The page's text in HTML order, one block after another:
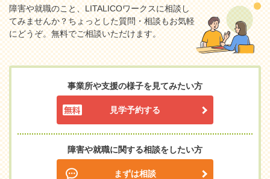
障害や就職のこと、LITALICOワークスに相談し
てみませんか？ちょっとした質問・相談もお気軽
にどうぞ。無料でご相談いただけます。
事業所や支援の様子を見てみたい方
見学予約する
障害や就職に関する相談をしたい方
まずは相談